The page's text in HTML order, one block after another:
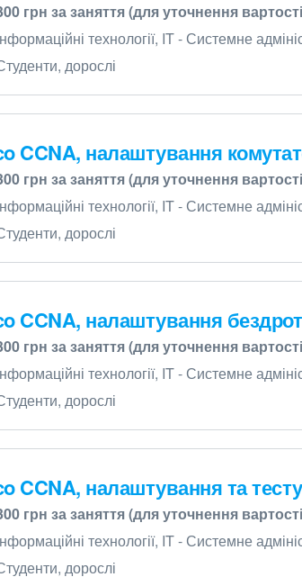
грн за заняття (для уточнення
технології, IT - Системне
дорослі
CCNA, налаштування
грн за заняття (для уточнення
технології, IT - Системне
дорослі
CCNA, налаштування
грн за заняття (для уточнення
технології, IT - Системне
дорослі
CCNA, налаштування та
грн за заняття (для уточнення
технології, IT - Системне
дорослі